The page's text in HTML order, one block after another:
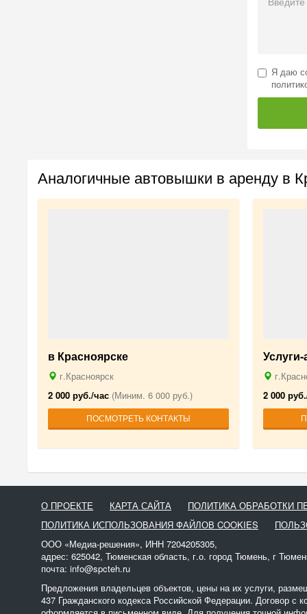
Я даю
Аналогичные автовышки в аренду в
в Красноярске
г.Красноярск
2 000 руб./час (Миним. 6 000 руб.)
ПОСМОТРЕТЬ КОНТАКТЫ
2 000
О ПРОЕКТЕ КАРТА САЙТА
ПОЛИТИКА ОБРАБОТКИ
ПОЛИТИКА ИСПОЛЬЗОВАНИЯ ФАЙЛОВ COOKIES
ООО «Медиа-решения», ИНН 7204205305,
адрес: 625042, Тюменская область, г.о. город Тюмень, г
почта: info@spcteh.ru
Предложения владельцев объектов, цены на их услуги,
437 Гражданского кодекса Российской Федерации. Договор с